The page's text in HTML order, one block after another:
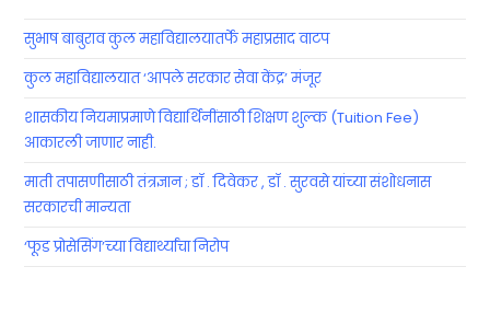
सुभाष बाबुराव कुल महाविद्यालयातर्फे महाप्रसाद वाटप
कुल महाविद्यालयात ‘आपले सरकार सेवा केंद्र’ मंजूर
शासकीय नियमाप्रमाणे विद्यार्थिनींसाठी शिक्षण शुल्क (Tuition Fee)
आकारली जाणार नाही.
माती तपासणीसाठी तंत्रज्ञान ; डॉ . दिवेकर , डॉ . सुरवसे यांच्या संशोधनास
सरकारची मान्यता
‘फूड प्रोसेसिंग’च्या विद्यार्थ्यांचा निरोप